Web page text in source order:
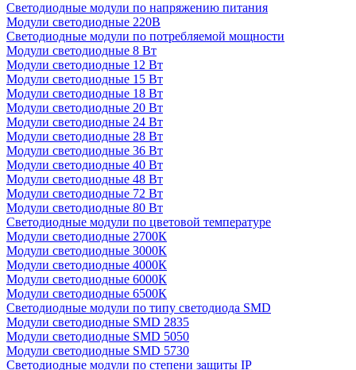
Светодиодные модули по напряжению питания
Модули светодиодные 220В
Светодиодные модули по потребляемой мощности
Модули светодиодные 8 Вт
Модули светодиодные 12 Вт
Модули светодиодные 15 Вт
Модули светодиодные 18 Вт
Модули светодиодные 20 Вт
Модули светодиодные 24 Вт
Модули светодиодные 28 Вт
Модули светодиодные 36 Вт
Модули светодиодные 40 Вт
Модули светодиодные 48 Вт
Модули светодиодные 72 Вт
Модули светодиодные 80 Вт
Светодиодные модули по цветовой температуре
Модули светодиодные 2700К
Модули светодиодные 3000К
Модули светодиодные 4000К
Модули светодиодные 6000К
Модули светодиодные 6500К
Светодиодные модули по типу светодиода SMD
Модули светодиодные SMD 2835
Модули светодиодные SMD 5050
Модули светодиодные SMD 5730
Светодиодные модули по степени защиты IP